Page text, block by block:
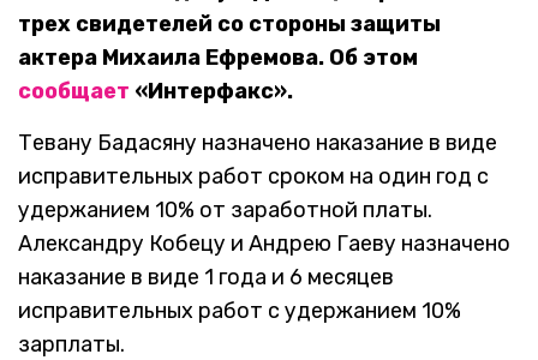
трех свидетелей со стороны защиты
актера Михаила Ефремова. Об этом
сообщает «Интерфакс».
Тевану Бадасяну назначено наказание в виде
исправительных работ сроком на один год с
удержанием 10% от заработной платы.
Александру Кобецу и Андрею Гаеву назначено
наказание в виде 1 года и 6 месяцев
исправительных работ с удержанием 10%
зарплаты.